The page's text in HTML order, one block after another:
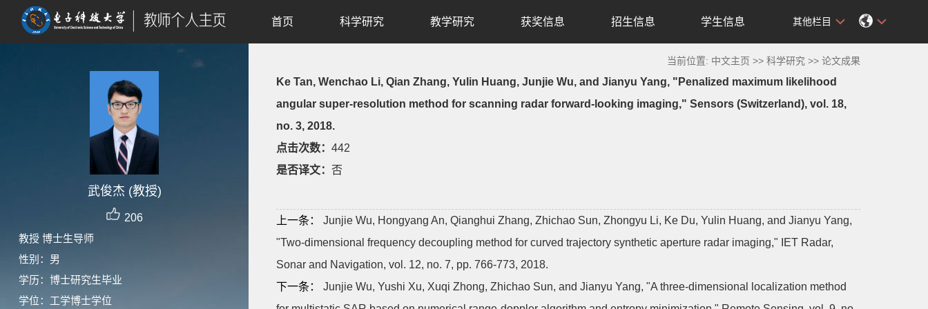
武俊杰 (教授)
206
教授 博士生导师
性别：男
学历：博士研究生毕业
学位：工学博士学位
首页 科学研究 教学研究 获奖信息 招生信息 学生信息 其他栏目
当前位置: 中文主页 >>科学研究 >>论文成果
Ke Tan, Wenchao Li, Qian Zhang, Yulin Huang, Junjie Wu, and Jianyu Yang, "Penalized maximum likelihood
angular super-resolution method for scanning radar forward-looking imaging," Sensors (Switzerland), vol. 18,
no. 3, 2018.
点击次数： 442
是否译文： 否
上一条：
Junjie Wu, Hongyang An, Qianghui Zhang, Zhichao Sun, Zhongyu Li, Ke Du, Yulin Huang, and Jianyu Yang,
"Two-dimensional frequency decoupling method for curved trajectory synthetic aperture radar imaging," IET Radar,
Sonar and Navigation, vol. 12, no. 7, pp. 766-773, 2018.
下一条：
Junjie Wu, Yushi Xu, Xuqi Zhong, Zhichao Sun, and Jianyu Yang, "A three-dimensional localization method